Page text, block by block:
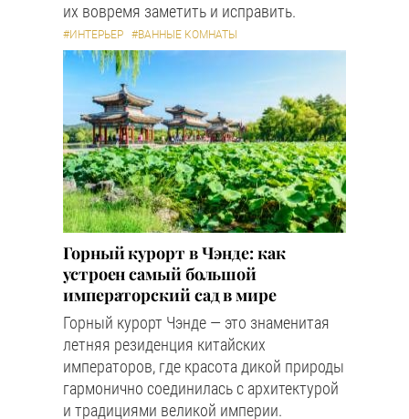
их вовремя заметить и исправить.
#ИНТЕРЬЕР #ВАННЫЕ КОМНАТЫ
Горный курорт в Чэнде: как
устроен самый большой
императорский сад в мире
Горный курорт Чэнде — это знаменитая
летняя резиденция китайских
императоров, где красота дикой природы
гармонично соединилась с архитектурой
и традициями великой империи.